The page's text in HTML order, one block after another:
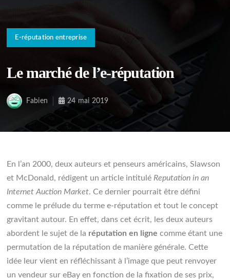
E-réputation entreprise
Le marché de l’e-réputation
Fabien 24 mai 2019
En l’an 2000, deux auteurs et penseurs américains, Slawson
et McDonald, rédigent un article intitulé Reputation in an
Internet Auction Market. Ce dernier pourrait être défini
comme le prélude du terme e-réputation et tout le concept
gravitant autour. En effet, dans cet écrit, les deux auteurs
abordent le sujet de la réputation en ligne comme étant une
permutation de la réputation de manière générale. Cette
idée leur vient en réfléchissant à l’image que peut renvoyer
un vendeur sur eBay en fonction de la fixation de ses prix,